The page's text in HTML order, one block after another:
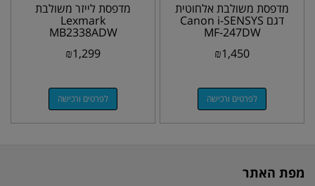
מדפסת משולבת אלחוטית
דגם Canon i-SENSYS
MF-247DW
₪1,450
לפרטים ורכישה
מדפסת לייזר משולבת
Lexmark
MB2338ADW
₪1,299
לפרטים ורכישה
מפת האתר